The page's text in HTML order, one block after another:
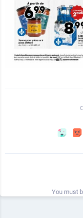
You must